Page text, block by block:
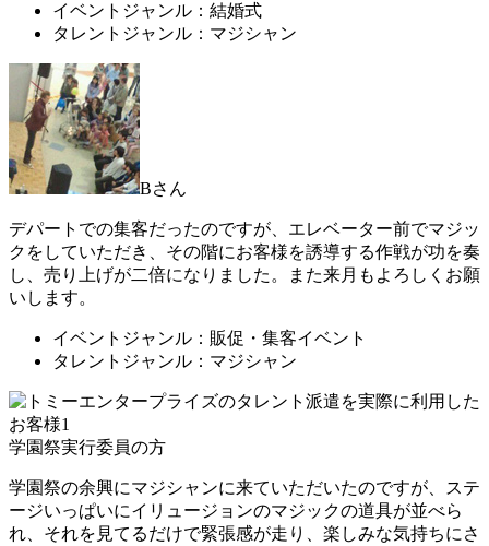
イベントジャンル：結婚式
タレントジャンル：マジシャン
Bさん
デパートでの集客だったのですが、エレベーター前でマジッ
クをしていただき、その階にお客様を誘導する作戦が功を奏
し、売り上げが二倍になりました。また来月もよろしくお願
いします。
イベントジャンル：販促・集客イベント
タレントジャンル：マジシャン
学園祭実行委員の方
学園祭の余興にマジシャンに来ていただいたのですが、ステ
ージいっぱいにイリュージョンのマジックの道具が並べら
れ、それを見てるだけで緊張感が走り、楽しみな気持ちにさ